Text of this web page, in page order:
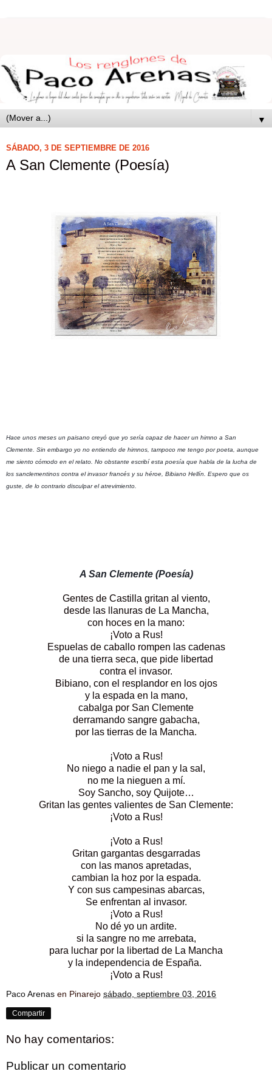
▼
SÁBADO, 3 DE SEPTIEMBRE DE 2016
A San Clemente (Poesía)
Hace unos meses un paisano creyó que yo sería capaz de hacer un himno a San
Clemente. Sin embargo yo no entiendo de himnos, tampoco me tengo por poeta, aunque
me siento cómodo en el relato. No obstante escribí esta poesía que habla de la lucha de
los sanclementinos contra el invasor francés y su héroe, Bibiano Hellín. Espero que os
guste, de lo contrario disculpar el atrevimiento.
A San Clemente (Poesía)
Gentes de Castilla gritan al viento,
desde las llanuras de La Mancha,
con hoces en la mano:
¡Voto a Rus!
Espuelas de caballo rompen las cadenas
de una tierra seca, que pide libertad
contra el invasor.
Bibiano, con el resplandor en los ojos
y la espada en la mano,
cabalga por San Clemente
derramando sangre gabacha,
por las tierras de la Mancha.
¡Voto a Rus!
No niego a nadie el pan y la sal,
no me la nieguen a mí.
Soy Sancho, soy Quijote…
Gritan las gentes valientes de San Clemente:
¡Voto a Rus!
¡Voto a Rus!
Gritan gargantas desgarradas
con las manos apretadas,
cambian la hoz por la espada.
Y con sus campesinas abarcas,
Se enfrentan al invasor.
¡Voto a Rus!
No dé yo un ardite.
si la sangre no me arrebata,
para luchar por la libertad de La Mancha
y la independencia de España.
¡Voto a Rus!
Paco Arenas en Pinarejo sábado, septiembre 03, 2016
Compartir
No hay comentarios:
Publicar un comentario